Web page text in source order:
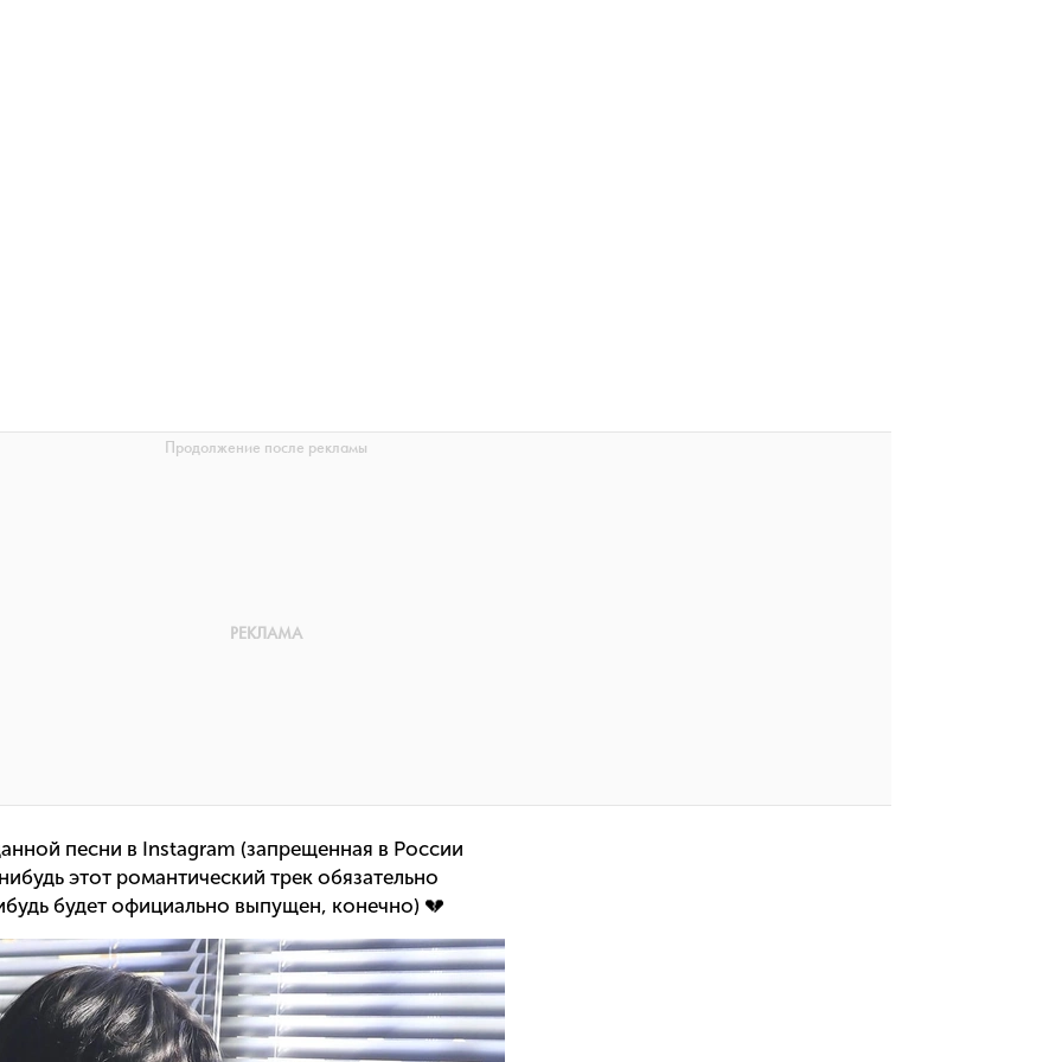
песни в Instagram (запрещенная в России
этот романтический трек обязательно
будет официально выпущен, конечно) 💔